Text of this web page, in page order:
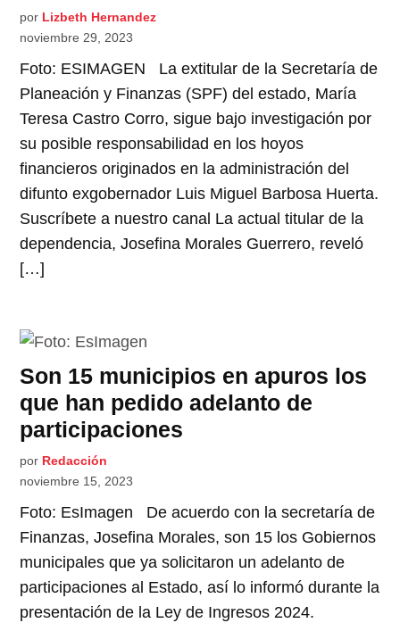
por Lizbeth Hernandez
noviembre 29, 2023
Foto: ESIMAGEN La extitular de la Secretaría de
Planeación y Finanzas (SPF) del estado, María
Teresa Castro Corro, sigue bajo investigación por
su posible responsabilidad en los hoyos
financieros originados en la administración del
difunto exgobernador Luis Miguel Barbosa Huerta.
Suscríbete a nuestro canal La actual titular de la
dependencia, Josefina Morales Guerrero, reveló
[…]
Son 15 municipios en apuros los
que han pedido adelanto de
participaciones
por Redacción
noviembre 15, 2023
Foto: EsImagen De acuerdo con la secretaría de
Finanzas, Josefina Morales, son 15 los Gobiernos
municipales que ya solicitaron un adelanto de
participaciones al Estado, así lo informó durante la
presentación de la Ley de Ingresos 2024.